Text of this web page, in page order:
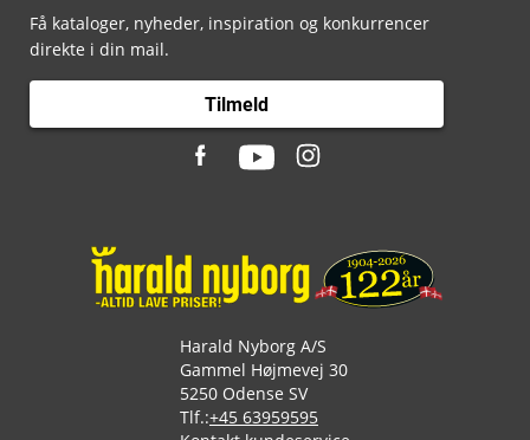
Få kataloger, nyheder, inspiration og konkurrencer
direkte i din mail.
Tilmeld
Harald Nyborg A/S
Gammel Højmevej 30
5250 Odense SV
Tlf.:+45 63959595